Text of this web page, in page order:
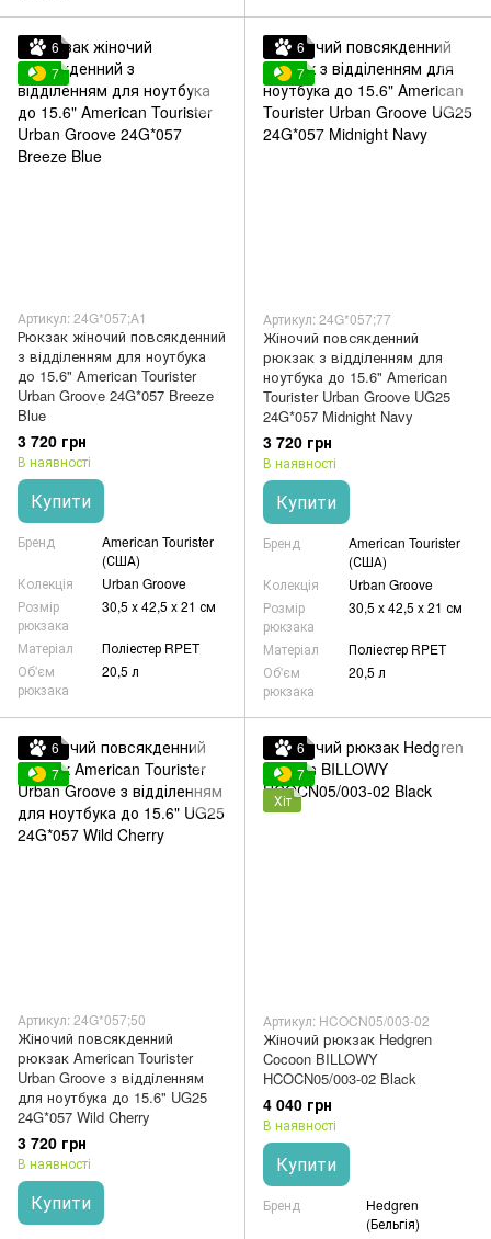
6
7
Артикул: 24G*057;A1
Рюкзак жіночий повсякденний
з відділенням для ноутбука
до 15.6" American Tourister
Urban Groove 24G*057 Breeze
Blue
3 720 грн
В наявності
Купити
Бренд
American Tourister
(США)
Колекція
Urban Groove
Розмір
рюкзака
30,5 x 42,5 x 21 см
Матеріал
Поліестер RPET
Об'єм
рюкзака
20,5 л
6
7
Артикул: 24G*057;77
Жіночий повсякденний
рюкзак з відділенням для
ноутбука до 15.6" American
Tourister Urban Groove UG25
24G*057 Midnight Navy
3 720 грн
В наявності
Купити
Бренд
American Tourister
(США)
Колекція
Urban Groove
Розмір
рюкзака
30,5 x 42,5 x 21 см
Матеріал
Поліестер RPET
Об'єм
рюкзака
20,5 л
6
7
Артикул: 24G*057;50
Жіночий повсякденний
рюкзак American Tourister
Urban Groove з відділенням
для ноутбука до 15.6" UG25
24G*057 Wild Cherry
3 720 грн
В наявності
Купити
6
7
Хіт
Артикул: HCOCN05/003-02
Жіночий рюкзак Hedgren
Cocoon BILLOWY
HCOCN05/003-02 Black
4 040 грн
В наявності
Купити
Бренд
Hedgren
(Бельгія)